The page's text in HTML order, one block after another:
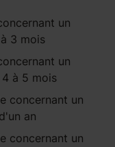
un
3 mois
un
4 à 5 mois
concernant un
an
concernant un